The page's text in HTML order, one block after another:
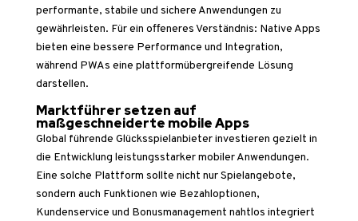
performante, stabile und sichere Anwendungen zu
gewährleisten. Für ein offeneres Verständnis: Native Apps
bieten eine bessere Performance und Integration,
während PWAs eine plattformübergreifende Lösung
darstellen.
Marktführer setzen auf
maßgeschneiderte mobile Apps
Global führende Glücksspielanbieter investieren gezielt in
die Entwicklung leistungsstarker mobiler Anwendungen.
Eine solche Plattform sollte nicht nur Spielangebote,
sondern auch Funktionen wie Bezahloptionen,
Kundenservice und Bonusmanagement nahtlos integriert